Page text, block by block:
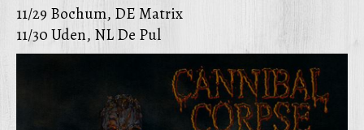
11/29 Bochum, DE Matrix
11/30 Uden, NL De Pul